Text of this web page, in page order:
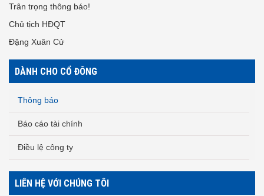
Trân trọng thông báo!
Chủ tịch HĐQT
Đặng Xuân Cử
DÀNH CHO CỔ ĐÔNG
Thông báo
Báo cáo tài chính
Điều lệ công ty
LIÊN HỆ VỚI CHÚNG TÔI